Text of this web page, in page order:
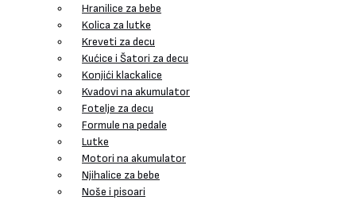
Hranilice za bebe
Kolica za lutke
Kreveti za decu
Kućice i Šatori za decu
Konjići klackalice
Kvadovi na akumulator
Fotelje za decu
Formule na pedale
Lutke
Motori na akumulator
Njihalice za bebe
Noše i pisoari